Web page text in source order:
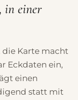
in einer
die Karte macht
Eckdaten ein,
einen
statt mit